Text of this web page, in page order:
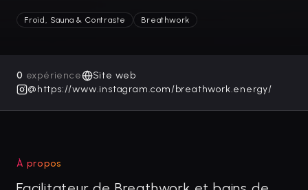
Froid, Sauna & Contraste Breathwork
0 expérience
Site web
@https://www.instagram.com/breathwork.energy/
À propos